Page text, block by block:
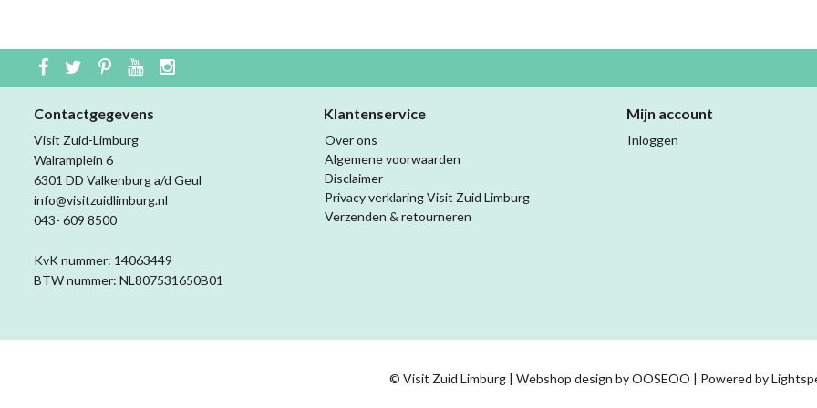
Contactgegevens
Visit Zuid-Limburg
Walramplein 6
6301 DD Valkenburg a/d Geul
info@visitzuidlimburg.nl
043- 609 8500
KvK nummer: 14063449
BTW nummer: NL807531650B01
Klantenservice
Over ons
Algemene voorwaarden
Disclaimer
Privacy verklaring Visit Zuid Limburg
Verzenden & retourneren
Mijn account
Inloggen
© Visit Zuid Limburg | Webshop design byOOSEOO | Powered by